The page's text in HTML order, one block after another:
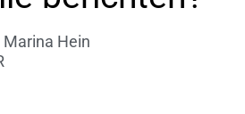
Marina Hein